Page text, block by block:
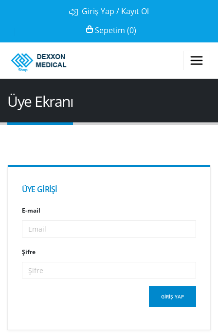
Giriş Yap / Kayıt Ol
Sepetim (0)
Üye Ekranı
ÜYE GIRIŞI
E-mail
Şifre